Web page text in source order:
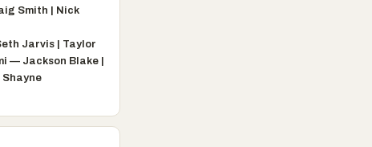
Smith | Nick
Jarvis | Taylor
— Jackson Blake |